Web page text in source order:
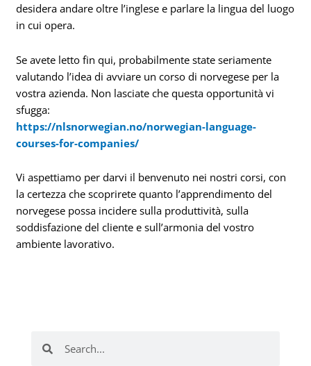
desidera andare oltre l’inglese e parlare la lingua del luogo
in cui opera.
Se avete letto fin qui, probabilmente state seriamente
valutando l’idea di avviare un corso di norvegese per la
vostra azienda. Non lasciate che questa opportunità vi
sfugga:
https://nlsnorwegian.no/norwegian-language-
courses-for-companies/
Vi aspettiamo per darvi il benvenuto nei nostri corsi, con
la certezza che scoprirete quanto l’apprendimento del
norvegese possa incidere sulla produttività, sulla
soddisfazione del cliente e sull’armonia del vostro
ambiente lavorativo.